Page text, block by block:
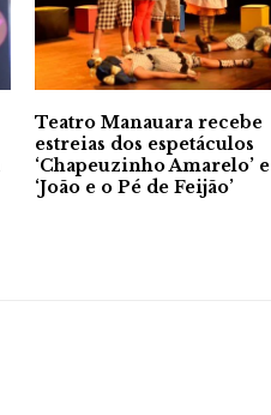
Teatro Manauara recebe
estreias dos espetáculos
‘Chapeuzinho Amarelo’ e
‘João e o Pé de Feijão’